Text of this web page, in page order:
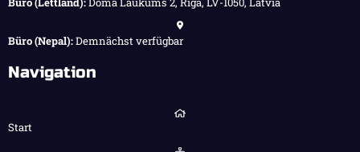
Büro (Nepal):Demnächst verfügbar
Navigation
Start